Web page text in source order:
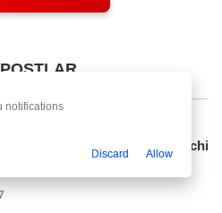
jamoasiga gol urgan hujumchi
notifications
Discard Allow